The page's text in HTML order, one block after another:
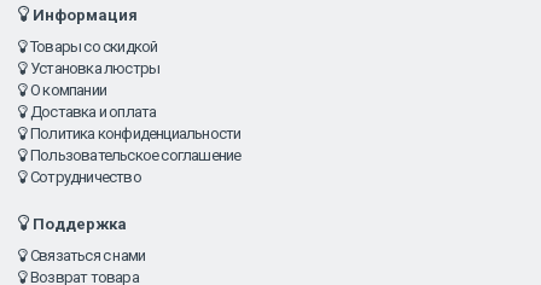
Информация
Товары со скидкой
Установка люстры
О компании
Доставка и оплата
Политика конфиденциальности
Пользовательское соглашение
Сотрудничество
Поддержка
Связаться с нами
Возврат товара